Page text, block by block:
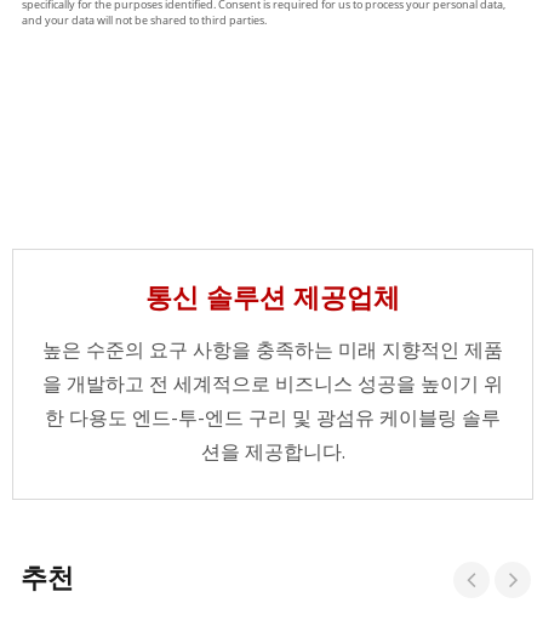
통신 솔루션 제공업체
높은 수준의 요구 사항을 충족하는 미래 지향적인 제품
을 개발하고 전 세계적으로 비즈니스 성공을 높이기 위
한 다용도 엔드-투-엔드 구리 및 광섬유 케이블링 솔루
션을 제공합니다.
추천